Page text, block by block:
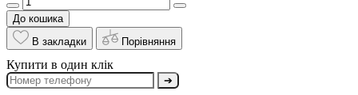
До кошика
В закладки
Порівняння
Купити в один клік
➔